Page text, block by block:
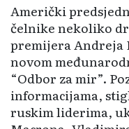
Američki
čelnike nekoliko
premijera Andreja
novom
“Odbor za mir”.
informacijama,
ruskim liderima,